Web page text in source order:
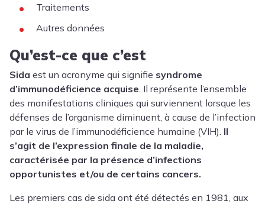
Traitements
Autres données
Qu’est-ce que c’est
Sida est un acronyme qui signifie syndrome
d’immunodéficience acquise. Il représente l’ensemble
des manifestations cliniques qui surviennent lorsque les
défenses de l’organisme diminuent, à cause de l’infection
par le virus de l’immunodéficience humaine (VIH). Il
s’agit de l’expression finale de la maladie,
caractérisée par la présence d’infections
opportunistes et/ou de certains cancers.
Les premiers cas de sida ont été détectés en 1981, aux